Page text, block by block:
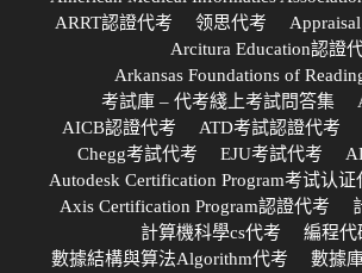
ARRT認證代考
领思代考
Arcitura Education認證
Arkansas Foundations of
考試庫 – 代考綫上考試問答集
AICB認證代考
ATD考試認證代考
Chegg考試代考
EJU考試代考
Autodesk Certification Program考试认证
Axis Certification Program認證代考
計算機科學cs代考
編程代
數據結構與算法Algorithm代考
數據